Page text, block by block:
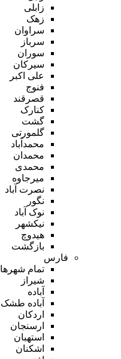
زابلی
زهک
سراوان
سرباز
سوران
سیرکان
علی اکبر
فنوج
قصرقند
کنارک
گشت
گلمورتی
محمدآباد
محمدان
محمدی
میرجاوه
نصرت آباد
نگور
نوک آباد
نیکشهر
هیدوچ
بازگشت
فارس
تمام شهر‌ها
شیراز
آباده
آباده طشک
اردکان
ارسنجان
استهبان
اشکنان